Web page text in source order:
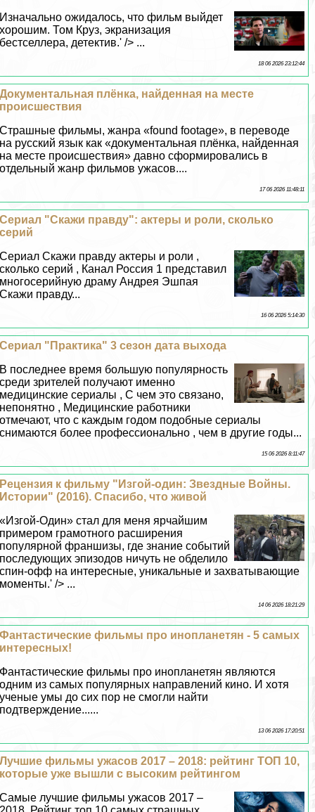
Изначально ожидалось, что фильм выйдет
хорошим. Том Круз, экранизация
бестселлера, детектив.' /> ...
18 06 2026 23:12:44
Документальная плёнка, найденная на месте
происшествия
Страшные фильмы, жанра «found footage», в переводе
на русский язык как «документальная плёнка, найденная
на месте происшествия» давно сформировались в
отдельный жанр фильмов ужасов....
17 06 2026 11:48:11
Сериал "Скажи правду": актеры и роли, сколько
серий
Сериал Скажи правду актеры и роли ,
сколько серий , Канал Россия 1 представил
многосерийную драму Андрея Эшпая
Скажи правду...
16 06 2026 5:14:30
Сериал "Пpaктика" 3 сезон дата выхода
В последнее время большую популярность
среди зрителей получают именно
медицинские сериалы , С чем это связано,
непонятно , Медицинские работники
отмечают, что с каждым годом подобные сериалы
снимаются более профессионально , чем в другие годы...
15 06 2026 8:11:47
Рецензия к фильму "Изгой-один: Звездные Войны.
Истории" (2016). Спасибо, что живой
«Изгой-Один» стал для меня ярчайшим
примером грамотного расширения
популярной франшизы, где знание событий
последующих эпизодов ничуть не обделило
спин-офф на интересные, уникальные и захватывающие
моменты.' /> ...
14 06 2026 18:21:29
Фантастические фильмы про инопланетян - 5 самых
интересных!
Фантастические фильмы про инопланетян являются
одним из самых популярных направлений кино. И хотя
ученые умы до сих пор не смогли найти
подтверждение......
13 06 2026 17:20:51
Лучшие фильмы ужасов 2017 – 2018: рейтинг ТОП 10,
которые уже вышли с высоким рейтингом
Самые лучшие фильмы ужасов 2017 –